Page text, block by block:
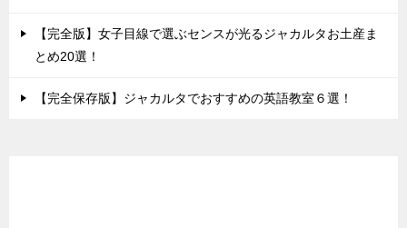
【完全版】女子目線で選ぶセンスが光るジャカルタお土産ま
とめ20選！
【完全保存版】ジャカルタでおすすめの英語教室６選！